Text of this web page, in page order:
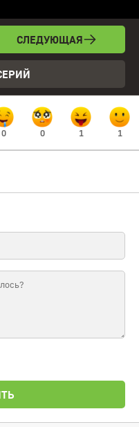
СЛЕДУЮЩАЯ
0 0 1 1